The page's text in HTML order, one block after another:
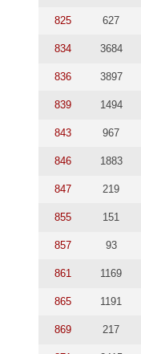
825 627
834 3684
836 3897
839 1494
843 967
846 1883
847 219
855 151
857 93
861 1169
865 1191
869 217